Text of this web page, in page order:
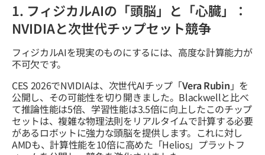
1. フィジカルAIの「頭脳」と「心臓」：
NVIDIAと次世代チップセット競争
フィジカルAIを現実のものにするには、高度な計算能力が
不可欠です。
CES 2026でNVIDIAは、次世代AIチップ「Vera Rubin 」を
公開し、その可能性を切り開きました。Blackwellと比べ
て推論性能は5倍、学習性能は3.5倍に向上したこのチップ
セットは、複雑な物理法則をリアルタイムで計算する必要
があるロボットに強力な頭脳を提供します。これに対し
AMDも、計算性能を10倍に高めた「Helios」プラットフ